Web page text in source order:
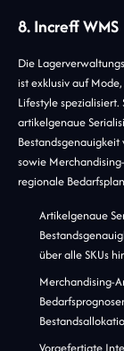
8. Increff WMS
Die
ist exklusiv auf
Lifestyle
artikelgenaue
Bestandsgenauigkeit
sowie
regionale
Artikelgenaue
über alle SKUs
Merchandising-